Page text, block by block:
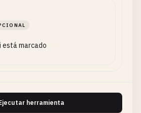
está marcado
herramienta